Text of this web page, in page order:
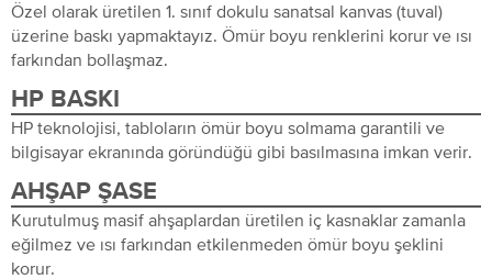
Özel olarak üretilen 1. sınıf dokulu sanatsal kanvas (tuval)
üzerine baskı yapmaktayız. Ömür boyu renklerini korur ve ısı
farkından bollaşmaz.
HP BASKI
HP teknolojisi, tabloların ömür boyu solmama garantili ve
bilgisayar ekranında göründüğü gibi basılmasına imkan verir.
AHŞAP ŞASE
Kurutulmuş masif ahşaplardan üretilen iç kasnaklar zamanla
eğilmez ve ısı farkından etkilenmeden ömür boyu şeklini
korur.